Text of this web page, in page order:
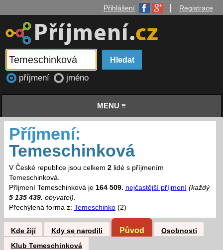
Přihlášení Registrace
příjmení jméno
MENU ≡
Příjmení:
Temeschinková
V České republice jsou celkem 2lidé s příjmením
Temeschinková.
Příjmení Temeschinková je 164 509. nejčastější příjmení (každý
5 135 439. obyvatel).
Přechýlená forma z: Temeschinko(2)
Kde žijí Kdy se narodili Původ
Osobnosti
Klub Temeschinková